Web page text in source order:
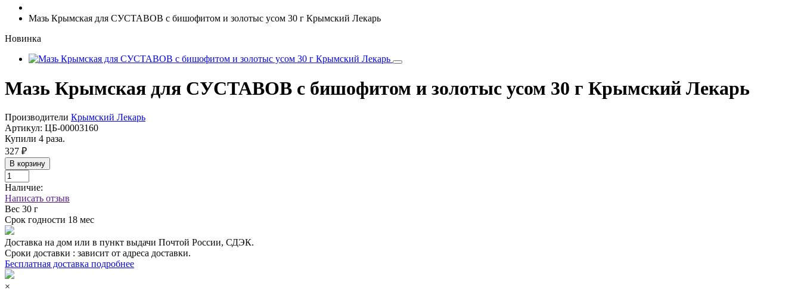
Мазь Крымская для СУСТАВОВ с бишофитом и золотыс усом 30 г Крымский Лекарь
Новинка
Мазь Крымская для СУСТАВОВ с бишофитом и золотыс усом 30 г Крымский Лекарь
Производители Крымский Лекарь
Артикул: ЦБ-00003160
Купили 4 раза.
327 ₽
В корзину
Наличие:
Написать отзыв
Вес 30 г
Срок годности 18 мес
Доставка на дом или в пункт выдачи Почтой России, СДЭК.
Сроки доставки : зависит от адреса доставки.
Бесплатная доставка подробнее
×